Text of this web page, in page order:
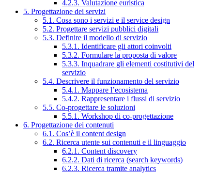
4.2.3. Valutazione euristica
5. Progettazione dei servizi
5.1. Cosa sono i servizi e il service design
5.2. Progettare servizi pubblici digitali
5.3. Definire il modello di servizio
5.3.1. Identificare gli attori coinvolti
5.3.2. Formulare la proposta di valore
5.3.3. Inquadrare gli elementi costitutivi del
servizio
5.4. Descrivere il funzionamento del servizio
5.4.1. Mappare l’ecosistema
5.4.2. Rappresentare i flussi di servizio
5.5. Co-progettare le soluzioni
5.5.1. Workshop di co-progettazione
6. Progettazione dei contenuti
6.1. Cos’è il content design
6.2. Ricerca utente sui contenuti e il linguaggio
6.2.1. Content discovery
6.2.2. Dati di ricerca (search keywords)
6.2.3. Ricerca tramite analytics